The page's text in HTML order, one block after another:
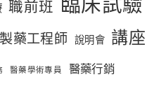
職前班
製藥工程師 說明會 講座
醫藥學術專員 醫藥行銷